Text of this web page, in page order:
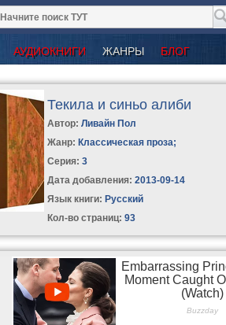
АУДИОКНИГИ ЖАНРЫ БЛОГ
Текила и синьо алиби
Автор:Ливайн Пол
Жанр: Классическая проза;
Серия:3
Дата добавления: 2013-09-14
Язык книги: Русский
Кол-во страниц: 93